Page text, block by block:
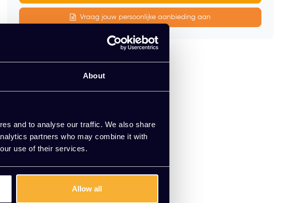
About
and to analyse our traffic. We also share
partners who may combine it with
use of their services.
Allow all
Vraag jouw persoonlijke aanbieding aan